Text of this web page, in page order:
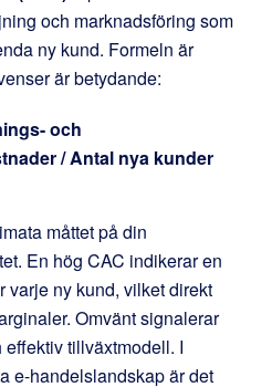
och marknadsföring som
ny kund. Formeln är
är betydande:
och
/ Antal nya kunder
måttet på din
En hög CAC indikerar en
varje ny kund, vilket direkt
Omvänt signalerar
tillväxtmodell. I
e-handelslandskap är det